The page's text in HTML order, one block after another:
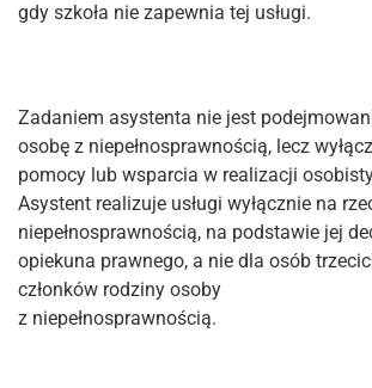
gdy szkoła nie zapewnia tej usługi.
Zadaniem asystenta nie jest
osobę z niepełnosprawnością, lecz
pomocy lub wsparcia w realizacji
Asystent realizuje usługi wyłącznie na
niepełnosprawnością, na podstawie jej
opiekuna prawnego, a nie dla osób
członków rodziny osoby
z niepełnosprawnością.